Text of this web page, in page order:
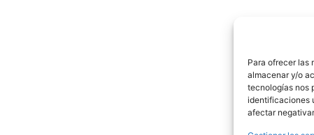
Para ofrecer las
almacenar y/o
tecnologías nos
identificaciones
afectar